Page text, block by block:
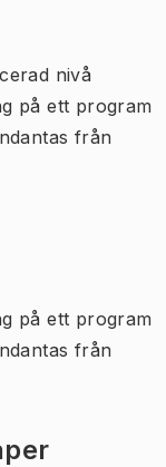
nivå
på ett program
från
på ett program
från